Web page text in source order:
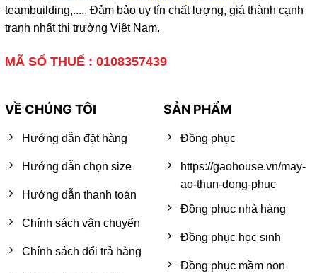
teambuilding,..... Đảm bảo uy tín chất lượng, giá thành cạnh
tranh nhất thị trường Việt Nam.
MÃ SỐ THUẾ : 0108357439
VỀ CHÚNG TÔI
Hướng dẫn đặt hàng
Hướng dẫn chọn size
Hướng dẫn thanh toán
Chính sách vận chuyển
Chính sách đổi trả hàng
SẢN PHẨM
Đồng phục
https://gaohouse.vn/may-
ao-thun-dong-phuc
Đồng phục nhà hàng
Đồng phục học sinh
Đồng phục mầm non